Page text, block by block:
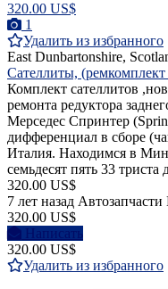
320.00 US$
1
Удалить из избранного
East Dunbartonshire,
Сателлиты,
Комплект сателлитов
ремонта редуктора
Мерседес Спринтер
дифференциал в сборе
Италия. Находимся в
семьдесят пять 33 триста
320.00 US$
7 лет назад Автозапчасти
320.00 US$
Написать
320.00 US$
Удалить из избранного